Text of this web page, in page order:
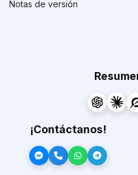
Notas de versión
¡Contáctanos!